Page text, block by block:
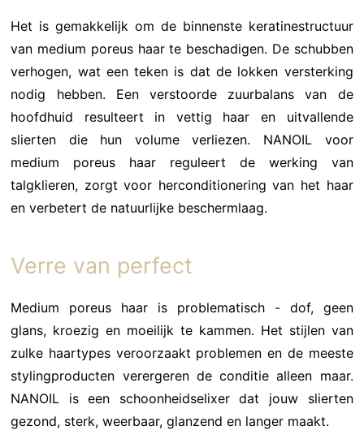
Het is gemakkelijk om de binnenste keratinestructuur
van medium poreus haar te beschadigen. De schubben
verhogen, wat een teken is dat de lokken versterking
nodig hebben. Een verstoorde zuurbalans van de
hoofdhuid resulteert in vettig haar en uitvallende
slierten die hun volume verliezen. NANOIL voor
medium poreus haar reguleert de werking van
talgklieren, zorgt voor herconditionering van het haar
en verbetert de natuurlijke beschermlaag.
Verre van perfect
Medium poreus haar is problematisch - dof, geen
glans, kroezig en moeilijk te kammen. Het stijlen van
zulke haartypes veroorzaakt problemen en de meeste
stylingproducten verergeren de conditie alleen maar.
NANOIL is een schoonheidselixer dat jouw slierten
gezond, sterk, weerbaar, glanzend en langer maakt.